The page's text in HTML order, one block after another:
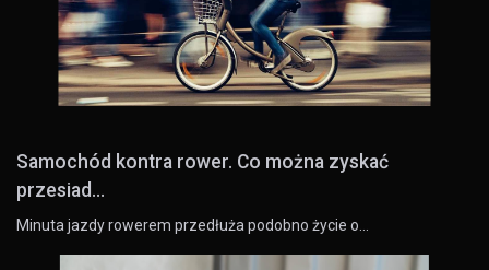
Samochód kontra rower. Co można zyskać
przesiad...
Minuta jazdy rowerem przedłuża podobno życie o…